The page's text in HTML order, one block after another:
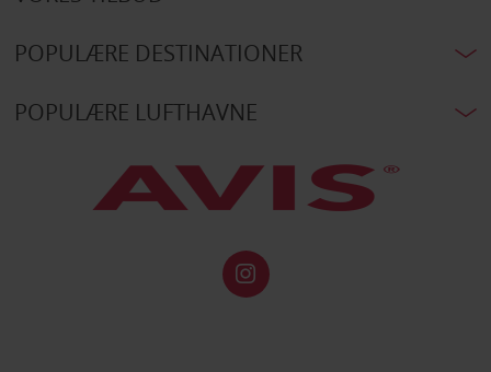
POPULÆRE DESTINATIONER
POPULÆRE LUFTHAVNE